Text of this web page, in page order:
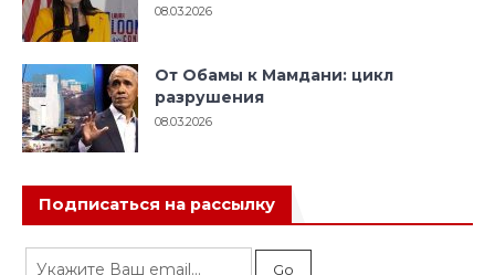
08.03.2026
От Обамы к Мамдани: цикл
разрушения
08.03.2026
Подписаться на рассылку